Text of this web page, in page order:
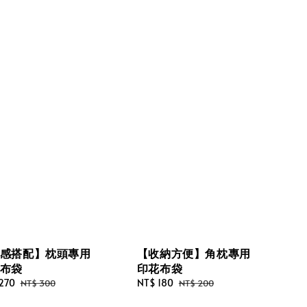
搭配】枕頭專用
袋
Regular
NT$ 300
【收納方便】角枕專用
印花布袋
Sale
NT$ 180 Regular
NT$ 200